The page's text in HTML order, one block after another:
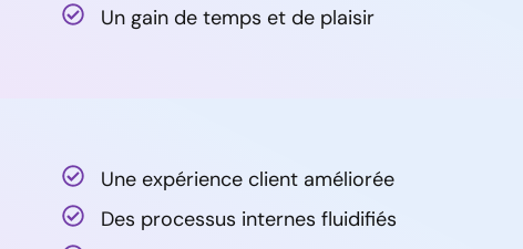
Un gain de temps et de plaisir
Une expérience client améliorée
Des processus internes fluidifiés